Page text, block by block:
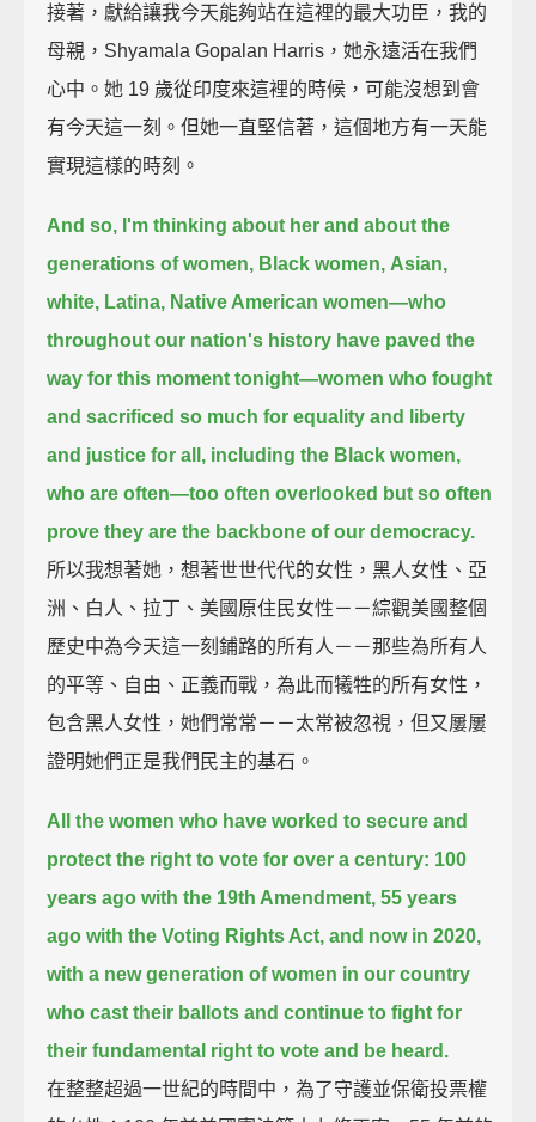
接著，獻給讓我今天能夠站在這裡的最大功臣，我的
母親，Shyamala Gopalan Harris，她永遠活在我們
心中。她 19 歲從印度來這裡的時候，可能沒想到會
有今天這一刻。但她一直堅信著，這個地方有一天能
實現這樣的時刻。
And so, I'm thinking about her and about the
generations of women, Black women, Asian,
white, Latina, Native American women—who
throughout our nation's history have paved the
way for this moment tonight—women who fought
and sacrificed so much for equality and liberty
and justice for all, including the Black women,
who are often—too often overlooked but so often
prove they are the backbone of our democracy.
所以我想著她，想著世世代代的女性，黑人女性、亞
洲、白人、拉丁、美國原住民女性－－綜觀美國整個
歷史中為今天這一刻鋪路的所有人－－那些為所有人
的平等、自由、正義而戰，為此而犧牲的所有女性，
包含黑人女性，她們常常－－太常被忽視，但又屢屢
證明她們正是我們民主的基石。
All the women who have worked to secure and
protect the right to vote for over a century: 100
years ago with the 19th Amendment, 55 years
ago with the Voting Rights Act, and now in 2020,
with a new generation of women in our country
who cast their ballots and continue to fight for
their fundamental right to vote and be heard.
在整整超過一世紀的時間中，為了守護並保衛投票權